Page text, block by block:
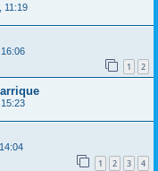
11:19
1 2
1 2 3 4